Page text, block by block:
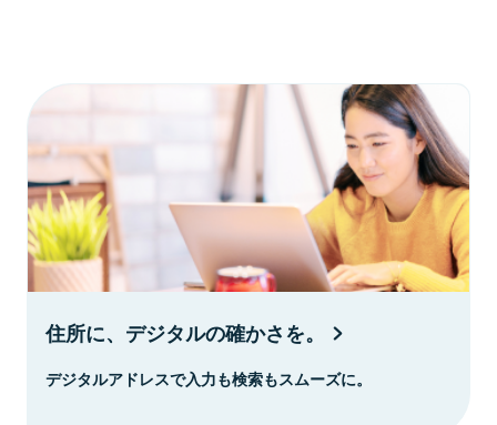
住所に、デジタルの確かさを。
デジタルアドレスで入力も検索もスムーズに。